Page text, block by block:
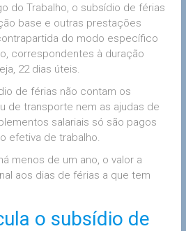
do Trabalho, o subsídio de férias
base e outras prestações
do modo específico
correspondentes à duração
22 dias úteis.
de férias não contam os
de transporte nem as ajudas de
salariais só são pagos
efetiva de trabalho.
menos de um ano, o valor a
aos dias de férias a que tem
o subsídio de